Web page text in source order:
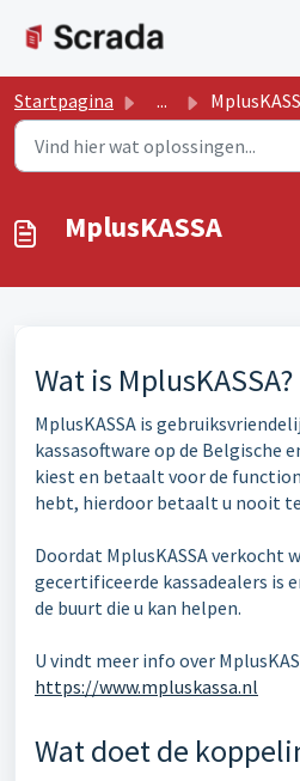
Startpagina ...
MplusKASSA
Wat is MplusKASSA?
MplusKASSA is
kassasoftware op de Belgische
kiest en betaalt voor de
hebt, hierdoor betaalt u nooit
Doordat MplusKASSA verkocht
gecertificeerde kassadealers is
de buurt die u kan helpen.
U vindt meer info over
https://www.mpluskassa.nl
Wat doet de